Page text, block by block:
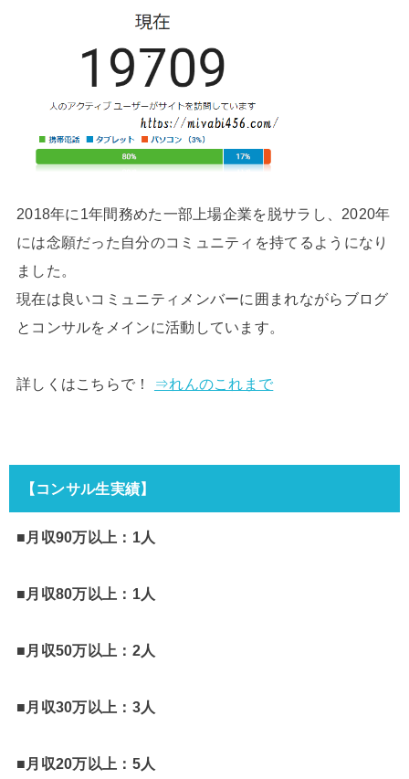
2018年に1年間務めた一部上場企業を脱サラし、2020年
には念願だった自分のコミュニティを持てるようになり
ました。
現在は良いコミュニティメンバーに囲まれながらブログ
とコンサルをメインに活動しています。
詳しくはこちらで！ ⇒れんのこれまで
【コンサル生実績】
■月収90万以上：1人
■月収80万以上：1人
■月収50万以上：2人
■月収30万以上：3人
■月収20万以上：5人